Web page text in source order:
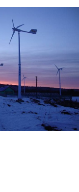
solsystem på net
Vindladekontrolle